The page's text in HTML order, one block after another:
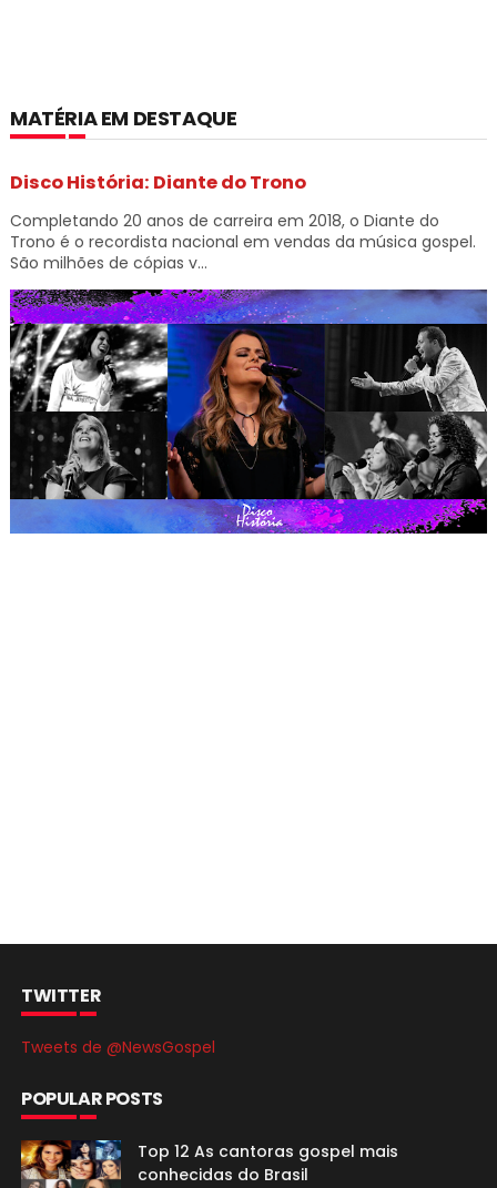
MATÉRIA EM DESTAQUE
Disco História: Diante do Trono
Completando 20 anos de carreira em 2018, o Diante do
Trono é o recordista nacional em vendas da música gospel.
São milhões de cópias v...
TWITTER
Tweets de @NewsGospel
POPULAR POSTS
Top 12 As cantoras gospel mais
conhecidas do Brasil